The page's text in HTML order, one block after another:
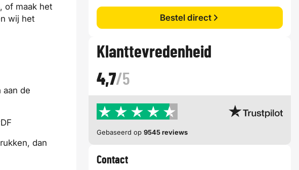
of maak het
wij het
aan de
dan
Bestel direct
Klanttevredenheid
4,7/5
Gebaseerd op 9545 reviews
Contact